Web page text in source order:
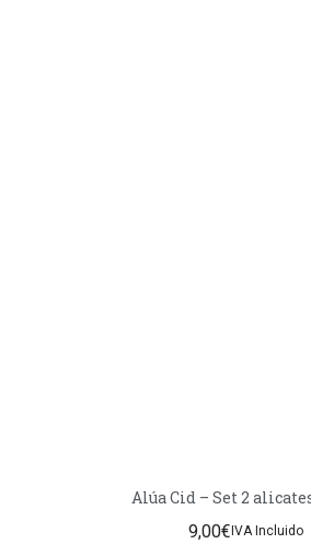
Alúa Cid – Set 2 alicates
9,00€ IVA Incluido